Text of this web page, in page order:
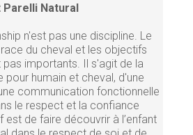
Natural
n'est pas une discipline. Le
du cheval et les objectifs
importants. Il s'agit de la
humain et cheval, d'une
communication fonctionnelle
le respect et la confiance
est de faire découvrir à l’enfant